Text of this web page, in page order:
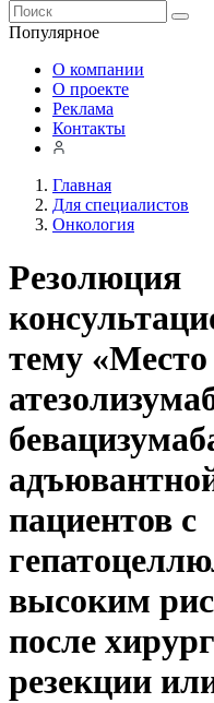
Популярное
О компании
О проекте
Реклама
Контакты
Главная
Для специалистов
Онкология
Резолюция
тему
пациентов с
высоким
после
резекции